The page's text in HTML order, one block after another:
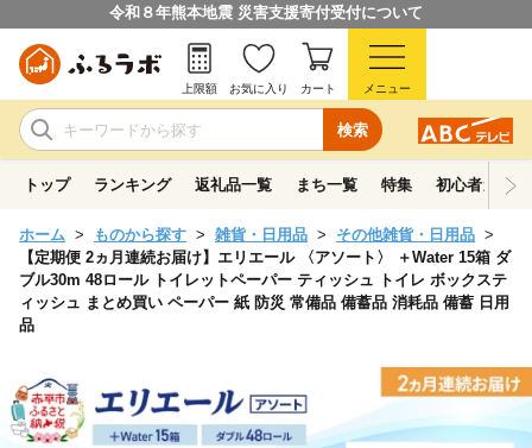
令和８年熊本地震 災害支援寄付受付について
検索
上限額 お気に入り カート メニュー
トップ ランキング 返礼品一覧 まち一覧 特集 初心者ガイド
ホーム ものから探す 雑貨・日用品
その他雑貨・日用品
【定期便 2ヵ月連続お届け】エリエール 〈アソート〉 ＋Water 15箱 ダ
ブル30m 48ロール トイレットペーパー ティッシュ トイレ ボックステ
ィッシュ まとめ買い ペーパー 紙 防災 常備品 備蓄品 消耗品 備蓄 日用
品